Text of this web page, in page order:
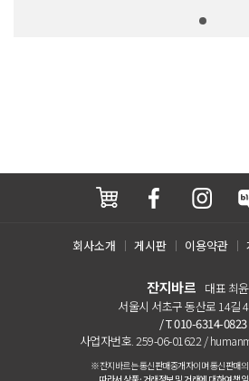
회사소개 게시판 이용약관
잔지바르 대표 최
서울시 서초구 동산로 14길
/ T. 010-6314-0823
사업자번호. 259-06-01622 /
※잔지바르는 통신판매중개자이며 통신판매